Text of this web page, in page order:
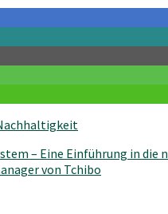
– Eine Einführung in
von Tchibo